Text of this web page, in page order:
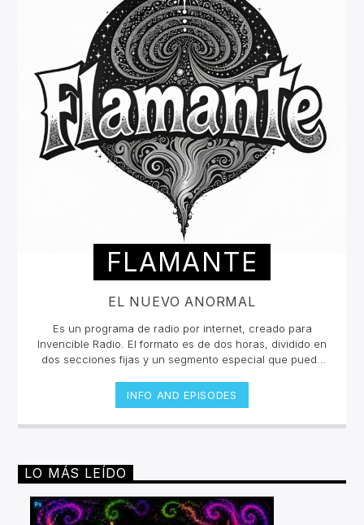
FLAMANTE
EL NUEVO ANORMAL
Es un programa de radio por internet, creado para
Invencible Radio. El formato es de dos horas, dividido en
dos secciones fijas y un segmento especial que puede
neopsicodélica mundial, Flamante presenta nuevas
exploraciones musicales (poco convencionales y
audaces) de la escena underground, sin dejar de lado
INFO AND EPISODES
LO MÁS LEÍDO